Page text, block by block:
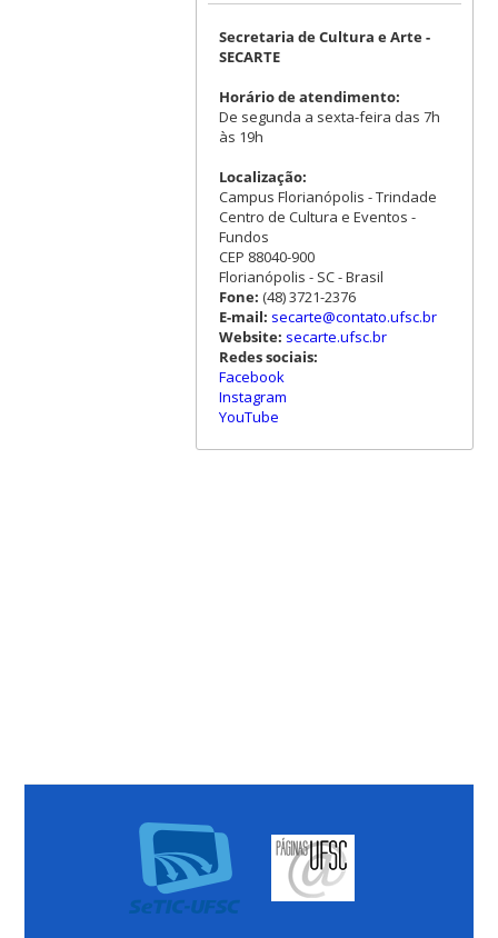
Secretaria de Cultura e Arte -
SECARTE
Horário de atendimento:
De segunda a sexta-feira das 7h
às 19h
Localização:
Campus Florianópolis - Trindade
Centro de Cultura e Eventos -
Fundos
CEP 88040-900
Florianópolis - SC - Brasil
Fone: (48) 3721-2376
E-mail: secarte@contato.ufsc.br
Website: secarte.ufsc.br
Redes sociais:
Facebook
Instagram
YouTube